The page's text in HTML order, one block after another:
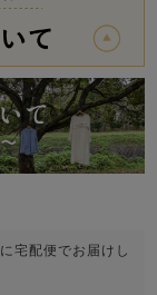
に宅配便 でお届けし